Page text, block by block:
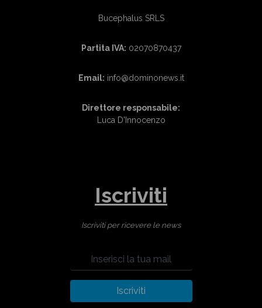
Bucephalus SRLS
Partita IVA: 02070870437
Email: info@dominonews.it
Direttore responsabile:
Luca D'Innocenzo
Iscriviti
Iscriviti per ricevere le news
Iscriviti